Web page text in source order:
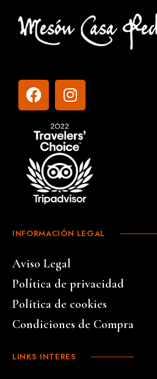
INFORMACIÓN LEGAL
Aviso Legal
Política de privacidad
Politica de cookies
Condiciones de Compra
LINKS INTERES